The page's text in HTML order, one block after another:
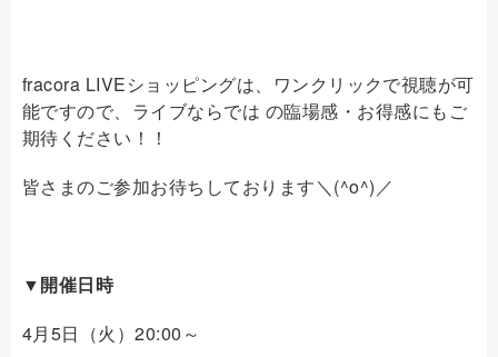
fracora LIVEショッピングは、ワンクリックで視聴が可
能ですので、ライブならでは の臨場感・お得感にもご
期待ください！！
皆さまのご参加お待ちしております＼(^o^)／
▼開催日時
4月5日（火）20:00～